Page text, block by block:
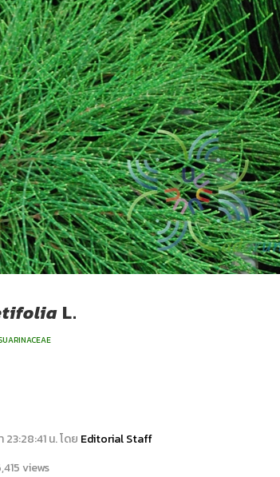
L.
น. โดย Editorial Staff
views